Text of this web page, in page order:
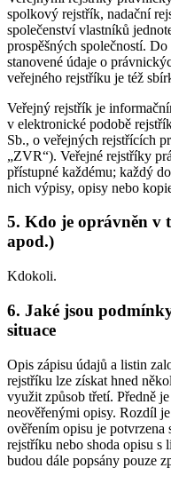
spolkový rejstřík, nadační
společenství vlastníků
prospěšných společností.
stanovené údaje o
veřejného rejstříku je též
Veřejný rejstřík je
v elektronické podobě
Sb., o veřejných rejstřících
„ZVR“). Veřejné rejstříky
přístupné každému; každý
nich výpisy, opisy nebo
5. Kdo je oprávněn v
apod.)
Kdokoli.
6. Jaké jsou
situace
Opis zápisu údajů a listin
rejstříku lze získat hned
využit způsob třetí. Předně
neověřenými opisy. Rozdíl
ověřením opisu je potvrzena
rejstříku nebo shoda opisu
budou dále popsány pouze